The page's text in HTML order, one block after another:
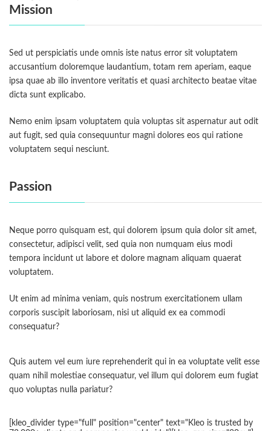
Mission
Sed ut perspiciatis unde omnis iste natus error sit voluptatem
accusantium doloremque laudantium, totam rem aperiam, eaque
ipsa quae ab illo inventore veritatis et quasi architecto beatae vitae
dicta sunt explicabo.
Nemo enim ipsam voluptatem quia voluptas sit aspernatur aut odit
aut fugit, sed quia consequuntur magni dolores eos qui ratione
voluptatem sequi nesciunt.
Passion
Neque porro quisquam est, qui dolorem ipsum quia dolor sit amet,
consectetur, adipisci velit, sed quia non numquam eius modi
tempora incidunt ut labore et dolore magnam aliquam quaerat
voluptatem.
Ut enim ad minima veniam, quis nostrum exercitationem ullam
corporis suscipit laboriosam, nisi ut aliquid ex ea commodi
consequatur?
Quis autem vel eum iure reprehenderit qui in ea voluptate velit esse
quam nihil molestiae consequatur, vel illum qui dolorem eum fugiat
quo voluptas nulla pariatur?
[kleo_divider type="full" position="center" text="Kleo is trusted by